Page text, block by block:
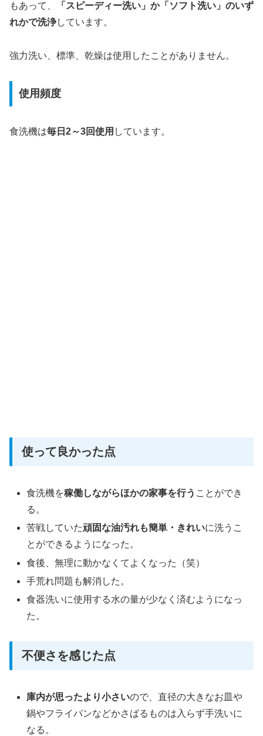
もあって、
「スピーディー洗い」か「ソフト洗い」のいず
れかで洗浄しています。
強力洗い、標準、乾燥は使用したことがありません。
使用頻度
食洗機は毎日2～3回使用 しています。
使って良かった点
食洗機を稼働しながらほかの家事を行う ことができ
る。
苦戦していた頑固な油汚れも簡単・きれいに洗うこ
とができるようになった。
食後、無理に動かなくてよくなった（笑）
手荒れ問題も解消した。
食器洗いに使用する水の量が少なく済むようになっ
た。
不便さを感じた点
庫内が思ったより小さいので、直径の大きなお皿や
鍋やフライパンなどかさばるものは入らず手洗いに
なる。